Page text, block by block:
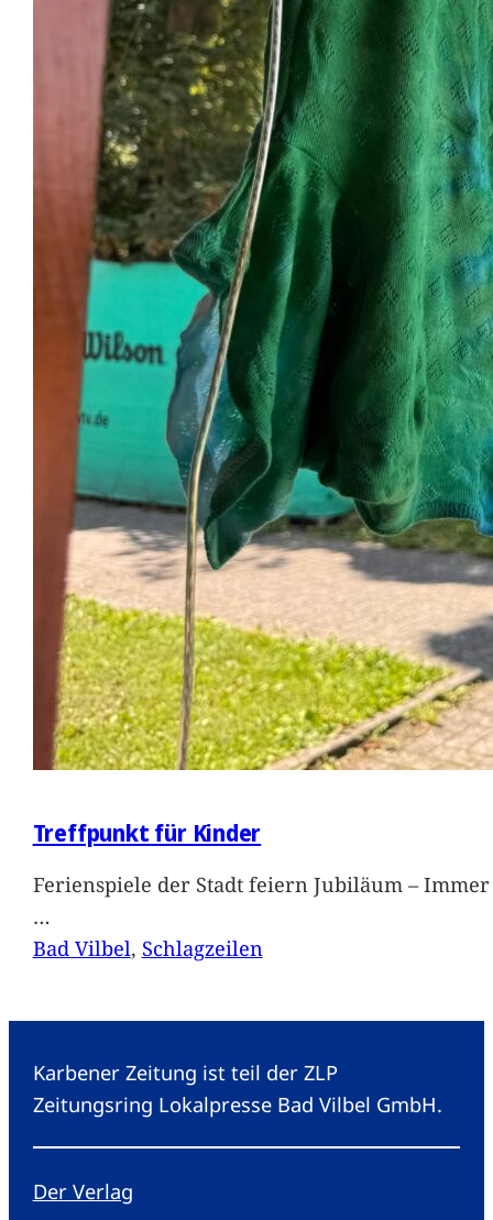
Treffpunkt für Kinder
Ferienspiele der Stadt feiern Jubiläum –
…
Bad Vilbel, Schlagzeilen
Karbener Zeitung ist teil der ZLP
Zeitungsring Lokalpresse Bad Vilbel GmbH.
Der Verlag